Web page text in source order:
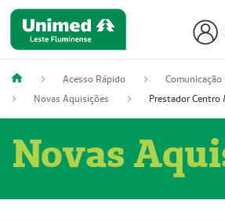
Acesso Rápido
Comunicação
Novas Aquisições
Novas